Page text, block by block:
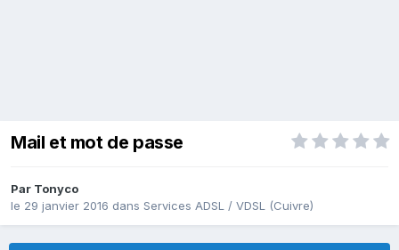
Mail et mot de passe
Par Tonyco
le 29 janvier 2016 dans Services ADSL / VDSL (Cuivre)